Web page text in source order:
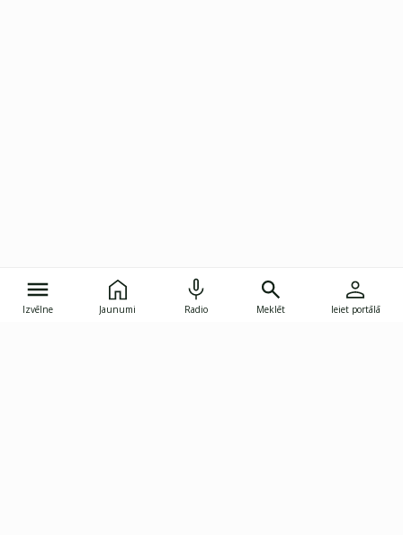
Izvēlne Jaunumi Radio Meklēt Ieiet portālā